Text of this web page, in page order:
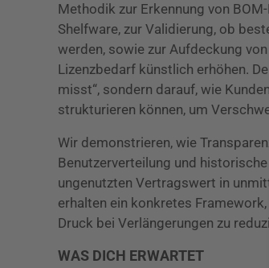
Methodik zur Erkennung von
Shelfware, zur Validierung, ob
werden, sowie zur Aufdeckung
Lizenzbedarf künstlich erhöhen.
misst“, sondern darauf, wie
strukturieren können, um
Wir demonstrieren, wie
Benutzerverteilung und
ungenutzten Vertragswert in
erhalten ein konkretes Framework,
Druck bei Verlängerungen zu
WAS DICH ERWARTET